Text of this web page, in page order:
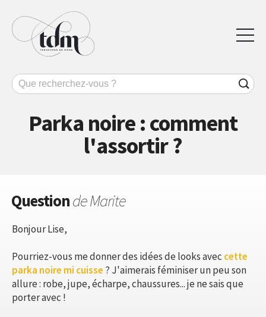
Parka noire : comment
l'assortir ?
Questionde Marite
Bonjour Lise,
Pourriez-vous me donner des idées de looks avec cette
parka noire mi cuisse ? J'aimerais féminiser un peu son
allure : robe, jupe, écharpe, chaussures... je ne sais que
porter avec !